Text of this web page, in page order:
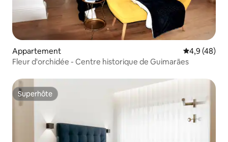
Appartement Évaluation
4,9 (48)
Fleur d'orchidée - Centre historique de Guimarães
Superhôte
Superhôte